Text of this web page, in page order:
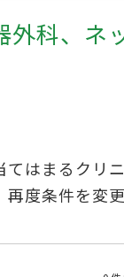
外科、ネ
てはまるクリ
再度条件を変